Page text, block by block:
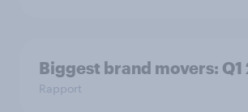
Biggest brand movers: Q1
Rapport